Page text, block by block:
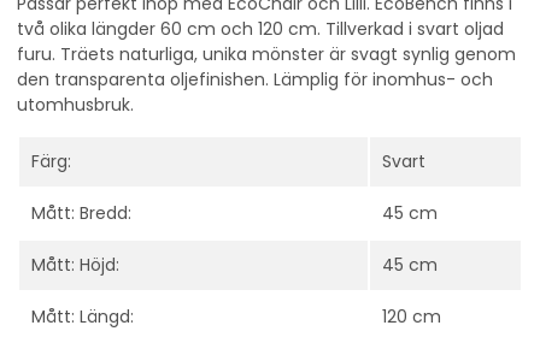
två olika längder 60 cm och 120 cm. Tillverkad i svart oljad
furu. Träets naturliga, unika mönster är svagt synlig genom
den transparenta oljefinishen. Lämplig för inomhus- och
utomhusbruk.
Färg: Svart
Mått: Bredd: 45 cm
Mått: Höjd: 45 cm
Mått: Längd: 120 cm